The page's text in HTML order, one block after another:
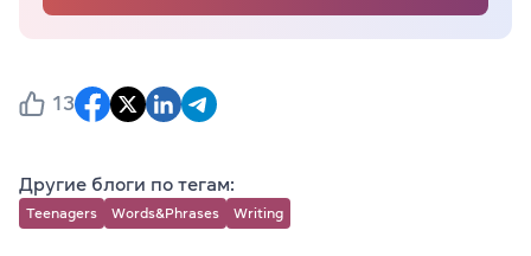
13
Другие блоги по тегам:
Teenagers Words&Phrases Writing